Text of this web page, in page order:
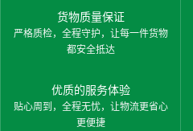
货物质量保证
严格质检，全程守护，让每一件货物
都安全抵达
优质的服务体验
贴心周到，全程无忧，让物流更省心
更便捷